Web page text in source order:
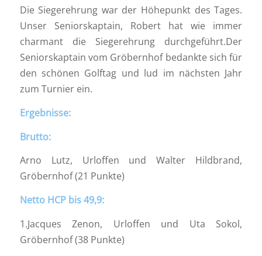
Die Siegerehrung war der Höhepunkt des Tages.
Unser Seniorskaptain, Robert hat wie immer
charmant die Siegerehrung durchgeführt.Der
Seniorskaptain vom Gröbernhof bedankte sich für
den schönen Golftag und lud im nächsten Jahr
zum Turnier ein.
Ergebnisse:
Brutto:
Arno Lutz, Urloffen und Walter Hildbrand,
Gröbernhof (21 Punkte)
Netto HCP bis 49,9:
1.Jacques Zenon, Urloffen und Uta Sokol,
Gröbernhof (38 Punkte)